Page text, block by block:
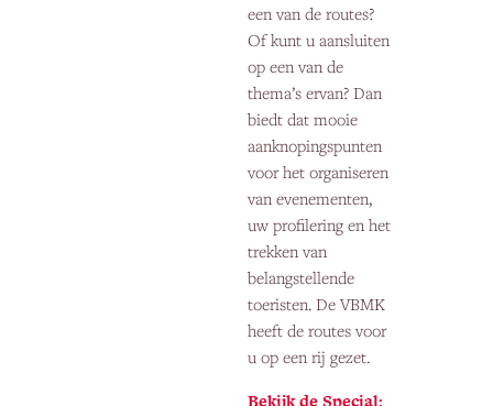
een van de routes?
Of kunt u aansluiten
op een van de
thema’s ervan? Dan
biedt dat mooie
aanknopingspunten
voor het organiseren
van evenementen,
uw profilering en het
trekken van
belangstellende
toeristen. De VBMK
heeft de routes voor
u op een rij gezet.
Bekijk de Special: